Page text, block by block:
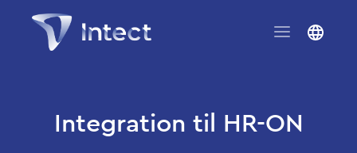
Integration til HR-ON